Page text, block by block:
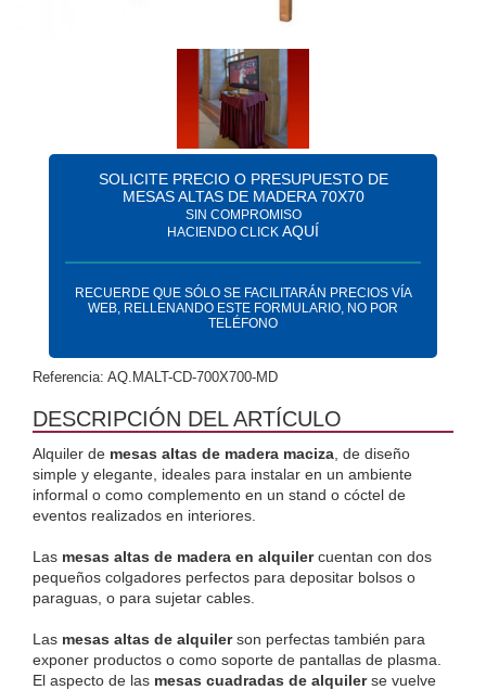
SOLICITE PRECIO O PRESUPUESTO DE
MESAS ALTAS DE MADERA 70X70
SIN COMPROMISO
HACIENDO CLICK AQUÍ
RECUERDE QUE SÓLO SE FACILITARÁN PRECIOS VÍA
WEB, RELLENANDO ESTE FORMULARIO, NO POR
TELÉFONO
Referencia: AQ.MALT-CD-700X700-MD
DESCRIPCIÓN DEL ARTÍCULO
Alquiler de mesas altas de madera maciza , de diseño
simple y elegante, ideales para instalar en un ambiente
informal o como complemento en un stand o cóctel de
eventos realizados en interiores.
Las mesas altas de madera en alquiler cuentan con dos
pequeños colgadores perfectos para depositar bolsos o
paraguas, o para sujetar cables.
Las mesas altas de alquiler son perfectas también para
exponer productos o como soporte de pantallas de plasma.
El aspecto de las mesas cuadradas de alquiler se vuelve